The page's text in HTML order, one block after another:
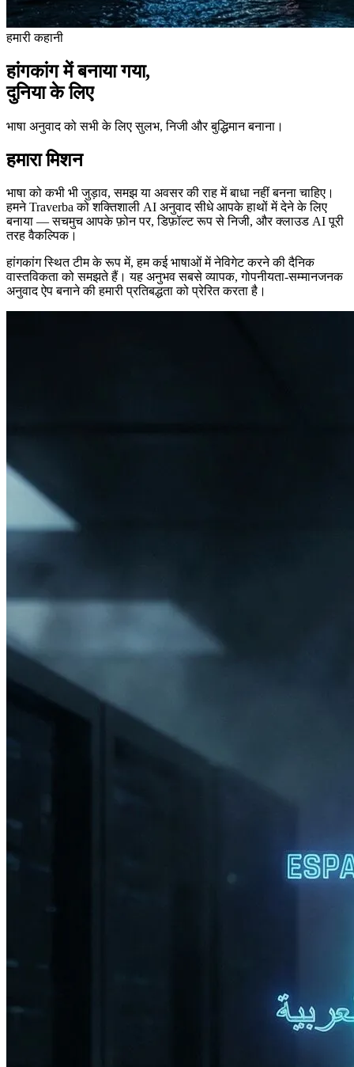
हमारी कहानी
हांगकांग में बनाया गया,
दुनिया के लिए
भाषा अनुवाद को सभी के लिए सुलभ, निजी और बुद्धिमान बनाना।
हमारा मिशन
भाषा को कभी भी जुड़ाव, समझ या अवसर की राह में बाधा नहीं बनना चाहिए।
हमने Traverba को शक्तिशाली AI अनुवाद सीधे आपके हाथों में देने के लिए
बनाया — सचमुच आपके फ़ोन पर, डिफ़ॉल्ट रूप से निजी, और क्लाउड AI पूरी
तरह वैकल्पिक।
हांगकांग स्थित टीम के रूप में, हम कई भाषाओं में नेविगेट करने की दैनिक
वास्तविकता को समझते हैं। यह अनुभव सबसे व्यापक, गोपनीयता-सम्मानजनक
अनुवाद ऐप बनाने की हमारी प्रतिबद्धता को प्रेरित करता है।